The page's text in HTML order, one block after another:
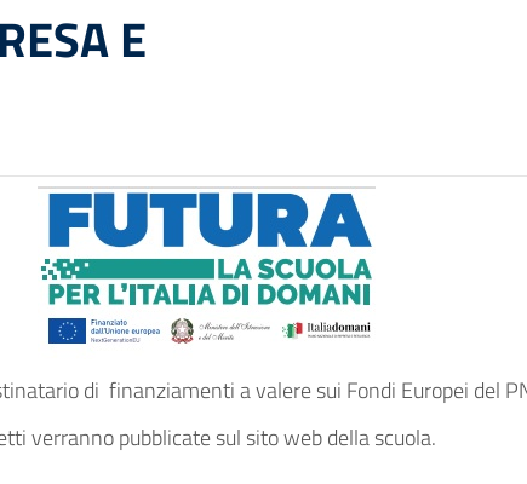
E
di finanziamenti a valere sui Fondi Europei del
verranno pubblicate sul sito web della scuola.